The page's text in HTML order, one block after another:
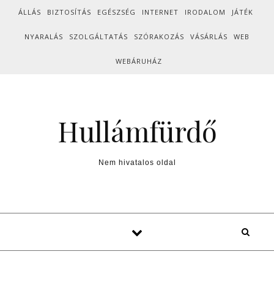
Skip to content
ÁLLÁS BIZTOSÍTÁS EGÉSZSÉG INTERNET IRODALOM JÁTÉK
NYARALÁS SZOLGÁLTATÁS SZÓRAKOZÁS VÁSÁRLÁS WEB
WEBÁRUHÁZ
Hullámfürdő
Nem hivatalos oldal